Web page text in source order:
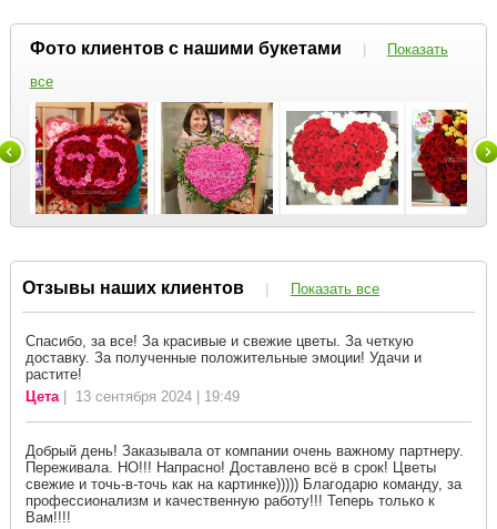
Фото клиентов с нашими букетами |
Показать
все
Отзывы наших клиентов | Показать все
Спасибо, за все! За красивые и свежие цветы. За четкую
доставку. За полученные положительные эмоции! Удачи и
растите!
Цета| 13 сентября 2024 | 19:49
Добрый день! Заказывала от компании очень важному партнеру.
Переживала. НО!!! Напрасно! Доставлено всё в срок! Цветы
свежие и точь-в-точь как на картинке))))) Благодарю команду, за
профессионализм и качественную работу!!! Теперь только к
Вам!!!!